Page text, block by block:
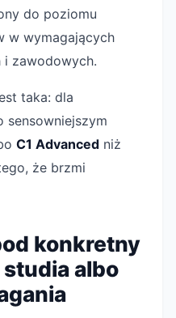
do poziomu
w wymagających
i zawodowych.
taka: dla
sensowniejszym
C1 Advanced niż
że brzmi
konkretny
studia albo